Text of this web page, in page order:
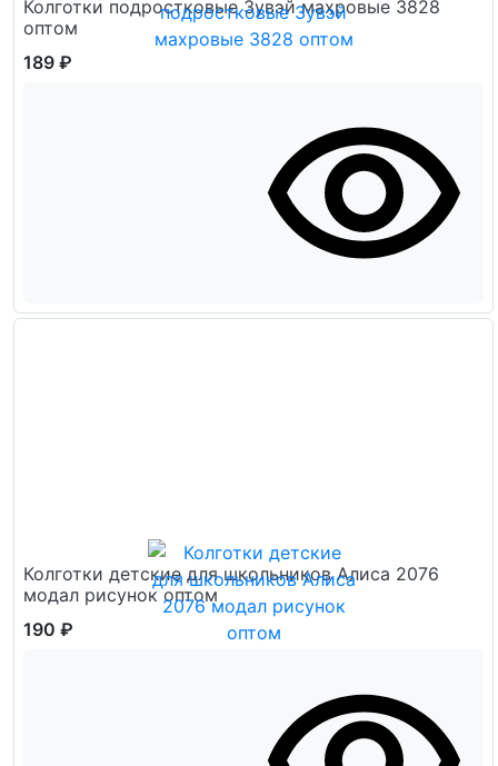
Колготки подростковые Зувэй махровые 3828
оптом
189 ₽
Колготки детские для школьников Алиса 2076
модал рисунок оптом
190 ₽